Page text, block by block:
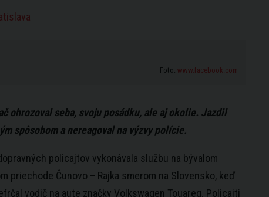
Foto: www.facebook.com
ohrozoval seba, svoju posádku, ale aj okolie. Jazdil
spôsobom a nereagoval na výzvy polície.
policajtov vykonávala službu na bývalom
priechode Čunovo – Rajka smerom na Slovensko, keď
vodič na aute značky Volkswagen Touareg. Policajti